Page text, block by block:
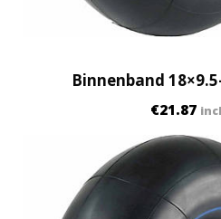
Binnenband
€21.87